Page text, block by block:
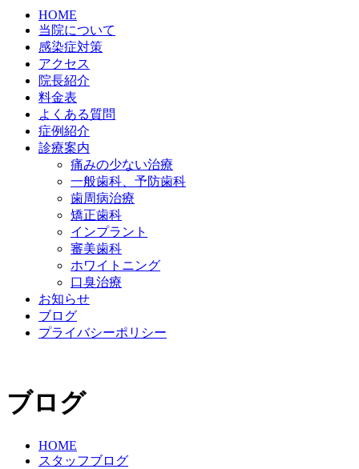
HOME
当院について
感染症対策
アクセス
院長紹介
料金表
よくある質問
症例紹介
診療案内
痛みの少ない治療
一般歯科、予防歯科
歯周病治療
矯正歯科
インプラント
審美歯科
ホワイトニング
口臭治療
お知らせ
ブログ
プライバシーポリシー
ブログ
HOME
スタッフブログ